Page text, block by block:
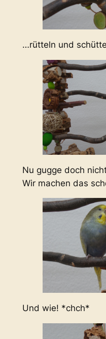
…rütteln und
Nu gugge doch
Wir machen das
Und wie! *chch*